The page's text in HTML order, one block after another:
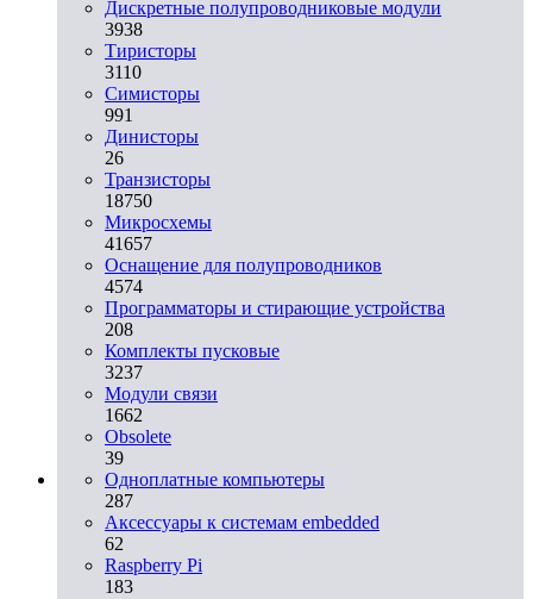
Дискретные полупроводниковые модули
3938
Тиристоры
3110
Симисторы
991
Динисторы
26
Транзисторы
18750
Микросхемы
41657
Оснащение для полупроводников
4574
Программаторы и стирающие устройства
208
Комплекты пусковые
3237
Модули связи
1662
Obsolete
39
Одноплатные компьютеры
287
Аксессуары к системам embedded
62
Raspberry Pi
183